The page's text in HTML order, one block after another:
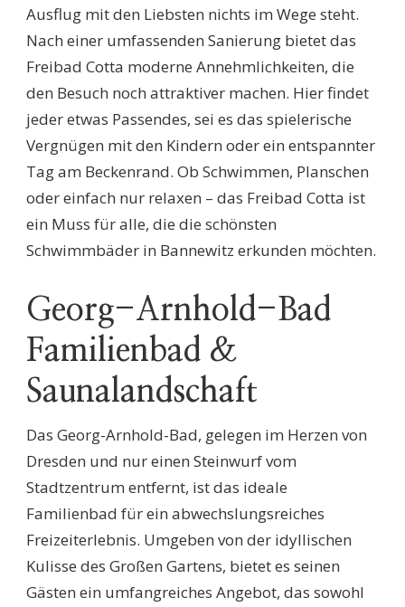
Ausflug mit den Liebsten nichts im Wege steht.
Nach einer umfassenden Sanierung bietet das
Freibad Cotta moderne Annehmlichkeiten, die
den Besuch noch attraktiver machen. Hier findet
jeder etwas Passendes, sei es das spielerische
Vergnügen mit den Kindern oder ein entspannter
Tag am Beckenrand. Ob Schwimmen, Planschen
oder einfach nur relaxen – das Freibad Cotta ist
ein Muss für alle, die die schönsten
Schwimmbäder in Bannewitz erkunden möchten.
Georg-Arnhold-Bad
Familienbad &
Saunalandschaft
Das Georg-Arnhold-Bad, gelegen im Herzen von
Dresden und nur einen Steinwurf vom
Stadtzentrum entfernt, ist das ideale
Familienbad für ein abwechslungsreiches
Freizeiterlebnis. Umgeben von der idyllischen
Kulisse des Großen Gartens, bietet es seinen
Gästen ein umfangreiches Angebot, das sowohl